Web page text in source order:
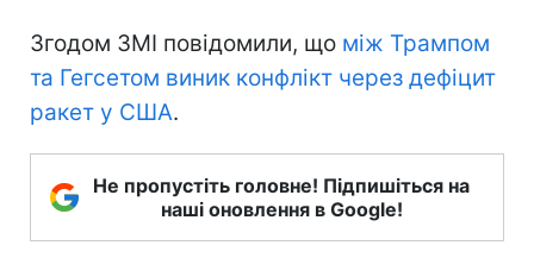
Згодом ЗМІ повідомили, що між Трампом
та Гегсетом виник конфлікт через дефіцит
ракет у США.
Не пропустіть головне! Підпишіться на
наші оновлення в Google!